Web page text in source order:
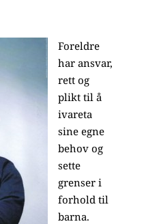
Foreldre
har ansvar,
rett og
plikt til å
ivareta
sine egne
behov og
sette
grenser i
forhold til
barna.